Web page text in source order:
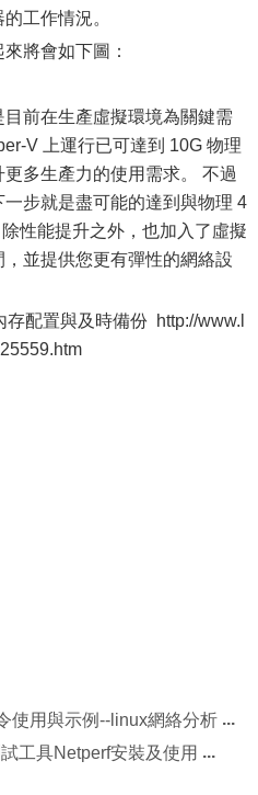
工作情況。
將會如下圖：
前在生產虛擬環境為關鍵需
V 上運行已可達到 10G 物理
多生產力的使用需求。 不過
步就是盡可能的達到與物理 4
性能提升之外，也加入了虛擬
並提供您更有彈性的網絡設
配置與及時備份 http://www.l
使用與示例--linux網絡分析
工具Netperf安裝及使用